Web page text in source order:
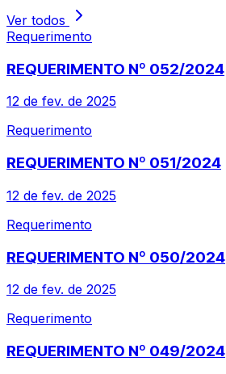
Ver todos
Requerimento
REQUERIMENTO Nº 052/2024
12 de fev. de 2025
Requerimento
REQUERIMENTO Nº 051/2024
12 de fev. de 2025
Requerimento
REQUERIMENTO Nº 050/2024
12 de fev. de 2025
Requerimento
REQUERIMENTO Nº 049/2024